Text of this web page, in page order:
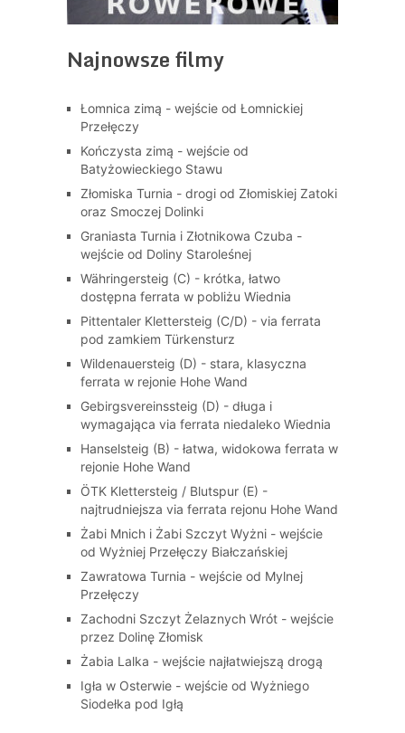
Najnowsze filmy
Łomnica zimą - wejście od Łomnickiej
Przełęczy
Kończysta zimą - wejście od
Batyżowieckiego Stawu
Złomiska Turnia - drogi od Złomiskiej Zatoki
oraz Smoczej Dolinki
Graniasta Turnia i Złotnikowa Czuba -
wejście od Doliny Staroleśnej
Währingersteig (C) - krótka, łatwo
dostępna ferrata w pobliżu Wiednia
Pittentaler Klettersteig (C/D) - via ferrata
pod zamkiem Türkensturz
Wildenauersteig (D) - stara, klasyczna
ferrata w rejonie Hohe Wand
Gebirgsvereinssteig (D) - długa i
wymagająca via ferrata niedaleko Wiednia
Hanselsteig (B) - łatwa, widokowa ferrata w
rejonie Hohe Wand
ÖTK Klettersteig / Blutspur (E) -
najtrudniejsza via ferrata rejonu Hohe Wand
Żabi Mnich i Żabi Szczyt Wyżni - wejście
od Wyżniej Przełęczy Białczańskiej
Zawratowa Turnia - wejście od Mylnej
Przełęczy
Zachodni Szczyt Żelaznych Wrót - wejście
przez Dolinę Złomisk
Żabia Lalka - wejście najłatwiejszą drogą
Igła w Osterwie - wejście od Wyżniego
Siodełka pod Igłą